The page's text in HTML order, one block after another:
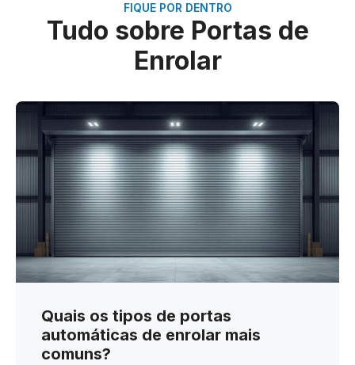
FIQUE POR DENTRO
Tudo sobre Portas de
Enrolar
Quais os tipos de portas
automáticas de enrolar mais
comuns?